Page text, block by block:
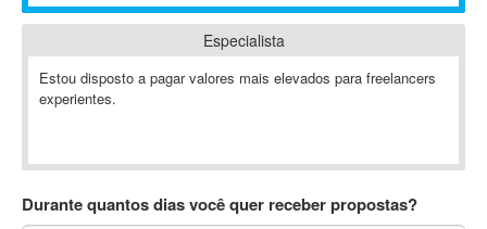
Ableton
Ableton Push
Abstract
AC3
Especialista
Estou disposto a pagar valores mais elevados para freelancers
experientes.
Durante quantos dias você quer receber propostas?